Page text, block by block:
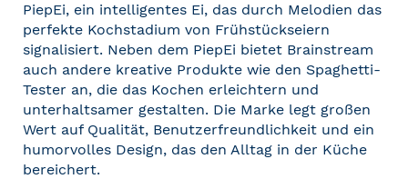
PiepEi, ein intelligentes Ei, das durch Melodien das
perfekte Kochstadium von Frühstückseiern
signalisiert. Neben dem PiepEi bietet Brainstream
auch andere kreative Produkte wie den Spaghetti-
Tester an, die das Kochen erleichtern und
unterhaltsamer gestalten. Die Marke legt großen
Wert auf Qualität, Benutzerfreundlichkeit und ein
humorvolles Design, das den Alltag in der Küche
bereichert.